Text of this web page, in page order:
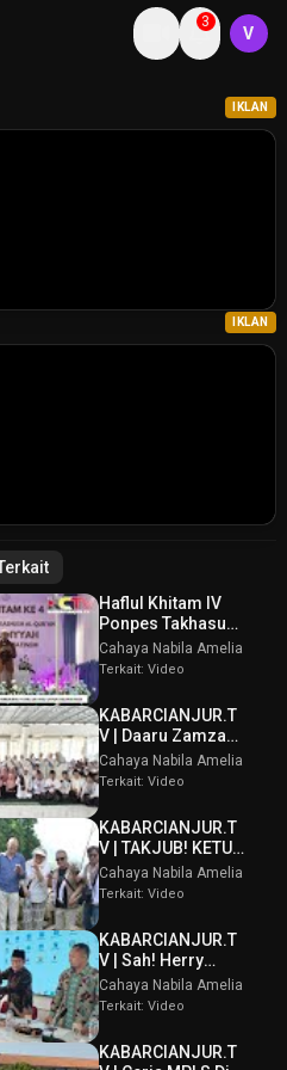
3
V
IKLAN
IKLAN
Haflul Khitam IV
Ponpes Takhasus
Al Qur’an Al
Mahmudiyyah Bani
Assatinem
Campaka
Cahaya Nabila Amelia
Terkait: Video
KABARCIANJUR.T
V | Daaru Zamzam
Berbagi
Kebahagiaan &
Sambut Muharram
1448 H
Cahaya Nabila Amelia
Terkait: Video
KABARCIANJUR.T
V | TAKJUB! KETUM
PPBI AKUI
POTENSI BATU
Cahaya Nabila Amelia
Terkait: Video
KABARCIANJUR.T
V | Sah! Herry
Wirawan Terpilih
Aklamasi Musda
Cianjur
Cahaya Nabila Amelia
Terkait: Video
KABARCIANJUR.T